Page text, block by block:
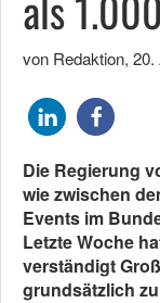
von Redaktion, 20.
Die Regierung
wie zwischen
Events im
Letzte Woche
verständigt
grundsätzlich